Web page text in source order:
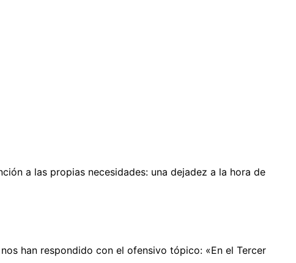
a las propias necesidades: una dejadez a la hora de
han respondido con el ofensivo tópico: «En el Tercer